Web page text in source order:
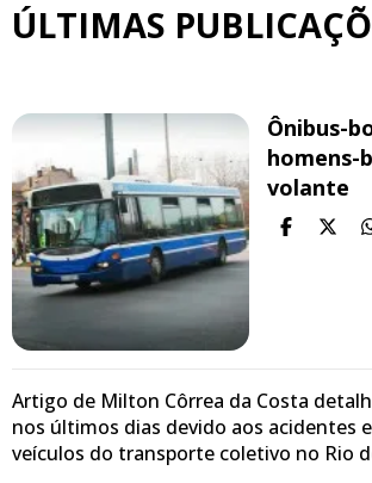
ÚLTIMAS
Ônibus-
homens-
volante
Artigo de Milton Côrrea da Costa
nos últimos dias devido aos acidentes
veículos do transporte coletivo no Rio